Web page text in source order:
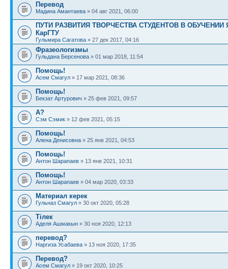
Перевод
Мадина Амантаева » 04 авг 2021, 06:00
ПУТИ РАЗВИТИЯ ТВОРЧЕСТВА СТУДЕНТОВ В ОБУЧЕНИИ
КарГТУ
Гульмира Сагатова » 27 дек 2017, 04:16
Фразеологизмы
Гульдана Берсенова » 01 мар 2018, 11:54
Помощь!
Асем Смагул » 17 мар 2021, 08:36
Помощь!
Бекзат Артурович » 25 фев 2021, 09:57
А?
Сэм Сэмик » 12 фев 2021, 05:15
Помощь!
Алена Денисовна » 25 янв 2021, 04:53
Помощь!
Антон Шарапаев » 13 янв 2021, 10:31
Помощь!
Антон Шарапаев » 04 мар 2020, 03:33
Материал керек
Гульназ Смагул » 30 окт 2020, 05:28
Тілек
Аделя Ашмакын » 30 ноя 2020, 12:13
перевод?
Наргиза Усабаева » 13 ноя 2020, 17:35
Перевод?
Асем Смагул » 19 окт 2020, 10:25